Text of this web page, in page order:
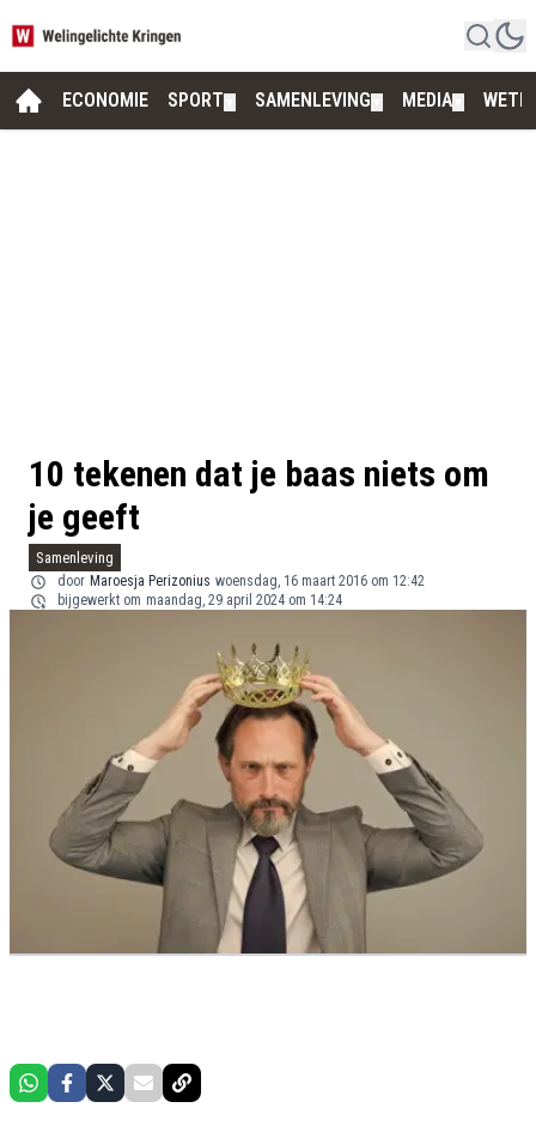
ECONOMIE SPORT SAMENLEVING MEDIA
10 tekenen dat je baas niets om
je geeft
Samenleving
door Maroesja Perizonius woensdag, 16 maart 2016 om 12:42
bijgewerkt om maandag, 29 april 2024 om 14:24